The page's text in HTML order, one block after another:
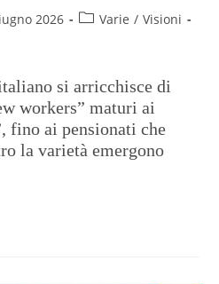
2026 Varie / Visioni
si arricchisce di
workers” maturi ai
fino ai pensionati che
la varietà emergono